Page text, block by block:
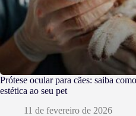
Prótese ocular para cães: saiba
estética ao seu pet
11 de fevereiro de 2026